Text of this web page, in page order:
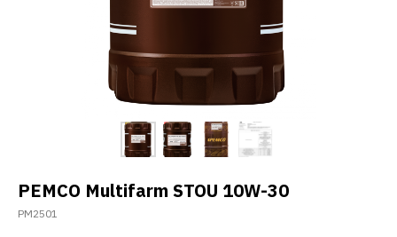
PEMCO Multifarm STOU 10W-30
PM2501